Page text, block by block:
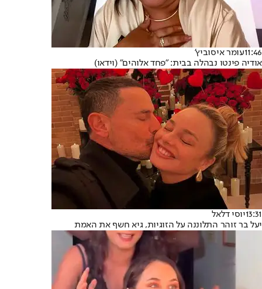
11:46עומר איסוביץ'
אודיה פינטו נבהלה בבית: "פחד אלוהים" (וידאו)
13:31יוסי דלאל
יעל בר זוהר התלוננה על הזוגיות, גיא חשף את האמת